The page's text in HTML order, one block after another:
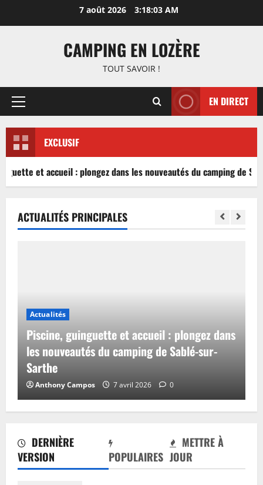
7 août 2026 3:18:03 AM
CAMPING EN LOZÈRE
TOUT SAVOIR !
Menu
EN DIRECT
EXCLUSIF
et accueil : plongez dans les nouveautés du camping de
DERNIÈRE
VERSION
POPULAIRES
METTRE À
JOUR
ACTUALITÉS PRINCIPALES
Actualités
Piscine, guinguette et accueil : plongez dans
les nouveautés du camping de Sablé-sur-
Sarthe
Anthony Campos 7 avril 2026 0